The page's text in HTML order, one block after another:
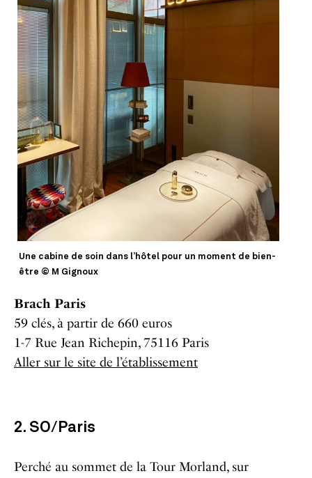
Une cabine de soin dans l’hôtel pour un moment de bien-
être © M Gignoux
Brach Paris
59 clés, à partir de 660 euros
1-7 Rue Jean Richepin, 75116 Paris
Aller sur le site de l’établissement
2. SO/Paris
Perché au sommet de la Tour Morland, sur